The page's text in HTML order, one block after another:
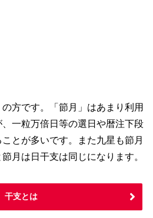
方です。「節月」はあまり利用
一粒万倍日等の選日や暦注下段
とが多いです。また九星も節月
月は日干支は同じになります。
干支とは